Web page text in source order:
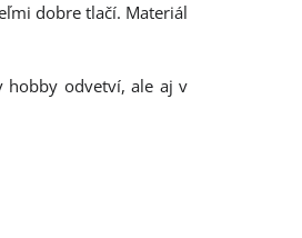
dobre tlačí. Materiál
hobby odvetví, ale aj v